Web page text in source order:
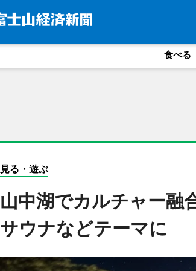
食べる
見る・遊ぶ
山中湖でカルチャー融
サウナなどテーマに